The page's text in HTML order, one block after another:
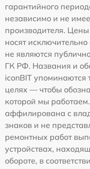
гарантийного
независимо и не
производителя.
носят
не являются
ГК РФ. Названия и
iconBIT
целях — чтобы
которой мы
аффилирована с
знаков и не
ремонтных работ
устройствах,
обороте, в